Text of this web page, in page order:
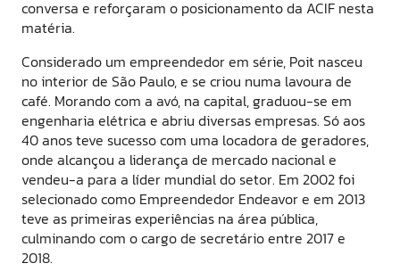
conversa e reforçaram o posicionamento da ACIF nesta
matéria.
Considerado um empreendedor em série, Poit nasceu
no interior de São Paulo, e se criou numa lavoura de
café. Morando com a avó, na capital, graduou-se em
engenharia elétrica e abriu diversas empresas. Só aos
40 anos teve sucesso com uma locadora de geradores,
onde alcançou a liderança de mercado nacional e
vendeu-a para a líder mundial do setor. Em 2002 foi
selecionado como Empreendedor Endeavor e em 2013
teve as primeiras experiências na área pública,
culminando com o cargo de secretário entre 2017 e
2018.